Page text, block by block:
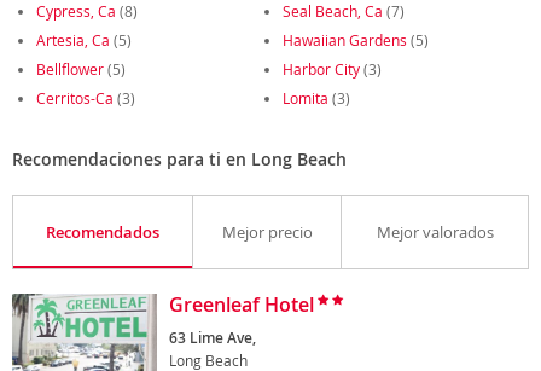
Cypress, Ca (8) Seal Beach, Ca (7)
Artesia, Ca (5) Hawaiian Gardens (5)
Bellflower(5) Harbor City(3)
Cerritos-Ca (3) Lomita (3)
Recomendaciones para ti en Long Beach
Recomendados Mejor precio Mejor valorados
Greenleaf Hotel
63 Lime Ave,
Long Beach